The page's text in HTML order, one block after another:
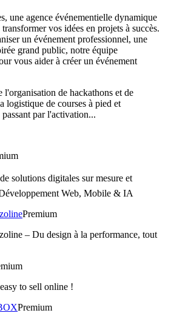
une agence événementielle dynamique
vos idées en projets à succès.
un événement professionnel, une
grand public, notre équipe
vous aider à créer un événement
l'organisation de hackathons et de
logistique de courses à pied et
par l'activation...
de solutions digitales sur mesure et
Web, Mobile & IA
Premium
– Du design à la performance, tout
to sell online !
Premium